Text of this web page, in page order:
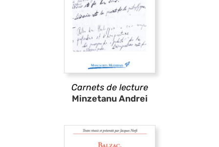
Carnets de lecture
Minzetanu Andrei